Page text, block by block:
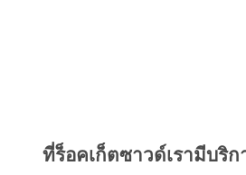
ที่ร็อคเก็ตซาวด์เรามีบริ